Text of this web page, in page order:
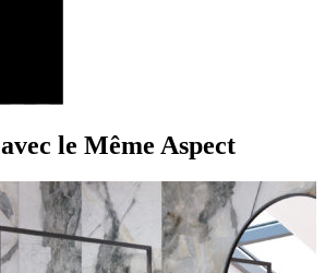
avec le Même Aspect